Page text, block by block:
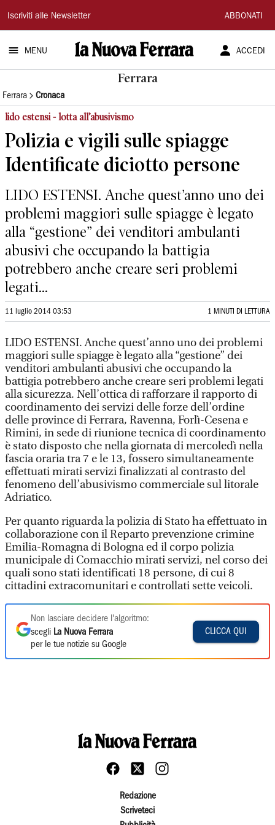
La
Nuova
Ferrara
Iscriviti alle Newsletter ABBONATI
MENU ACCEDI
Ferrara
Ferrara Cronaca
lido estensi - lotta all’abusivismo
Polizia e vigili sulle spiagge
Identificate diciotto persone
LIDO ESTENSI. Anche quest’anno uno dei
problemi maggiori sulle spiagge è legato
alla “gestione” dei venditori ambulanti
abusivi che occupando la battigia
potrebbero anche creare seri problemi
legati...
11 luglio 2014 03:53 1 MINUTI DI LETTURA
LIDO ESTENSI. Anche quest’anno uno dei problemi
maggiori sulle spiagge è legato alla “gestione” dei
venditori ambulanti abusivi che occupando la
battigia potrebbero anche creare seri problemi legati
alla sicurezza. Nell’ottica di rafforzare il rapporto di
coordinamento dei servizi delle forze dell’ordine
delle province di Ferrara, Ravenna, Forlì-Cesena e
Rimini, in sede di riunione tecnica di coordinamento
è stato disposto che nella giornata di mercoledì nella
fascia oraria tra 7 e le 13, fossero simultaneamente
effettuati mirati servizi finalizzati al contrasto del
fenomeno dell’abusivismo commerciale sul litorale
Adriatico.
Per quanto riguarda la polizia di Stato ha effettuato in
collaborazione con il Reparto prevenzione crimine
Emilia-Romagna di Bologna ed il corpo polizia
municipale di Comacchio mirati servizi, nel corso dei
quali sono stati identificati 18 persone, di cui 8
cittadini extracomunitari e controllati sette veicoli.
Non lasciare decidere l'algoritmo:
scegli La Nuova Ferrara
per le tue notizie su Google
CLICCA QUI
Redazione
Scriveteci